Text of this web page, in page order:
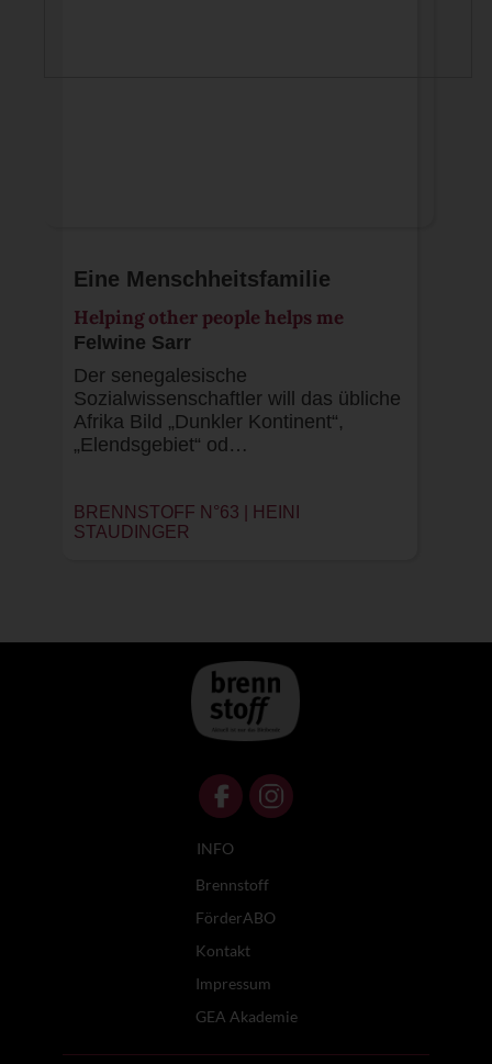
Eine Menschheitsfamilie
Helping other people helps me
Felwine Sarr
Der senegalesische
Sozialwissenschaftler will das übliche
Afrika Bild „Dunkler Kontinent“,
„Elendsgebiet“ od…
BRENNSTOFF N°63 |
HEINI
STAUDINGER
INFO
Brennstoff
FörderABO
Kontakt
Impressum
GEA Akademie